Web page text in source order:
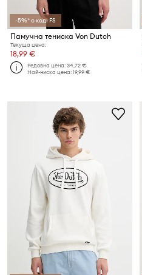
-5%* с код: FS
Памучна тениска Von Dutch
Текуща цена:
18,99 €
Редовна цена:34,72 €
Най-ниска цена:19,99 €